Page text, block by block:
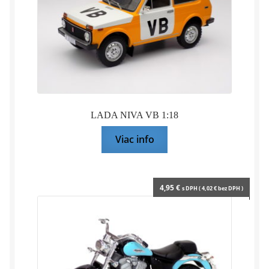
LADA NIVA VB 1:18
Viac info
4,95€ s DPH (4,02€bez DPH )